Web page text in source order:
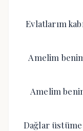
Evlatlarım
Amelim
Amelim
Dağlar